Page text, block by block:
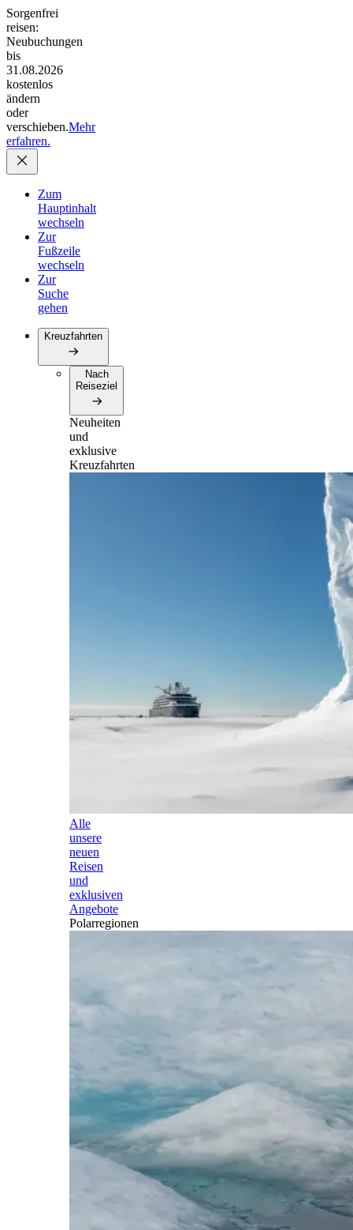
Sorgenfrei
reisen:
Neubuchungen
bis
31.08.2026
kostenlos
ändern
oder
verschieben.Mehr
erfahren.
Zum
Hauptinhalt
wechseln
Zur
Fußzeile
wechseln
Zur
Suche
gehen
Kreuzfahrten
Nach
Reiseziel
Neuheiten
und
exklusive
Kreuzfahrten
Alle
unsere
neuen
Reisen
und
exklusiven
Angebote
Polarregionen